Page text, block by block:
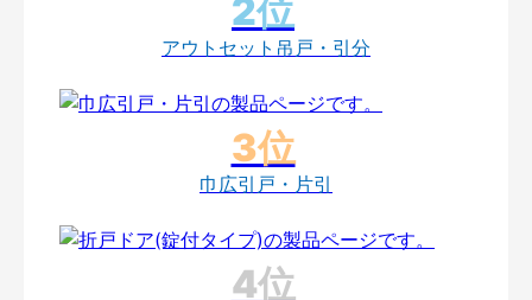
アウトセット吊戸・引分
巾広引戸・片引